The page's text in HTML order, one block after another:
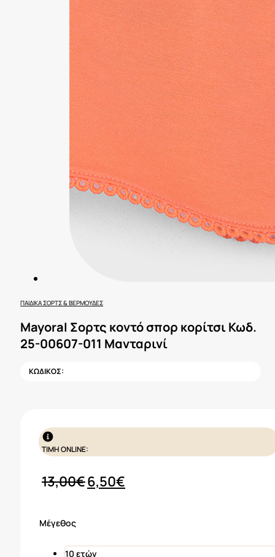
ΠΑΙΔΙΚΆ ΣΟΡΤΣ & ΒΕΡΜΟΎΔΕΣ
Mayoral Σορτς κοντό σπορ κορίτσι Κωδ.
25-00607-011 Μανταρινί
ΚΩΔΙΚΟΣ:
ΤΙΜΗ ONLINE:
13,00€Original
6,50€
Μέγεθος
10 ετών